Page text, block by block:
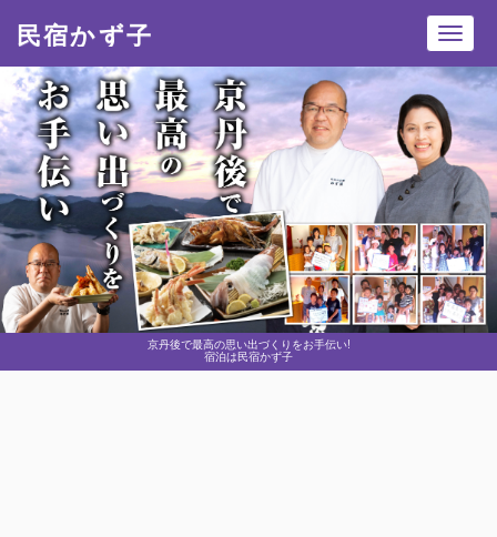
京丹後で最高の思い出づくりをお手伝い!
宿泊は民宿かず子
民宿かず子